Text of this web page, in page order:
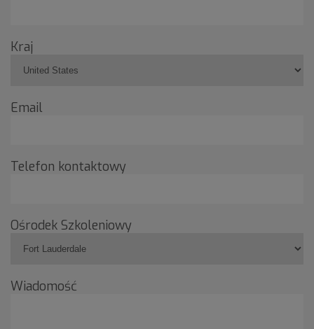
Kraj
Email
Telefon kontaktowy
Ośrodek Szkoleniowy
Wiadomość